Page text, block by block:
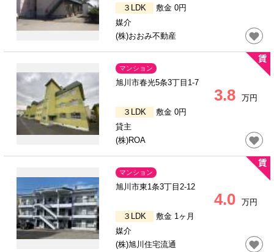
３LDK
敷金 0円
媒介
(株)おおみ不動産
マンション
旭川市春光5条3丁目1-7
3.8
万円
３LDK
敷金 0円
貸主
(株)ROA
マンション
旭川市東1条3丁目2-12
4.0
万円
３LDK
敷金 1ヶ月
媒介
(株)旭川住宅流通